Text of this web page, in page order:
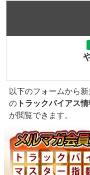
以下のフォームから
の トラックバイアス
が閲覧できます。